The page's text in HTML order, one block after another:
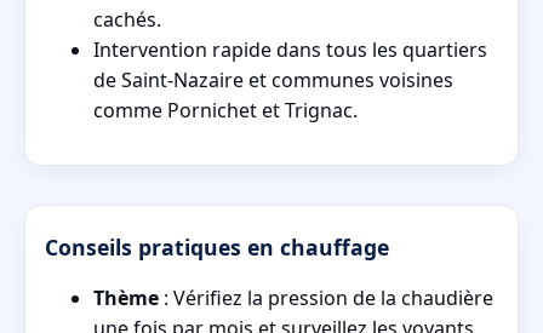
cachés.
Intervention rapide dans tous les quartiers
de Saint-Nazaire et communes voisines
comme Pornichet et Trignac.
Conseils pratiques en chauffage
Thème : Vérifiez la pression de la chaudière
une fois par mois et surveillez les voyants